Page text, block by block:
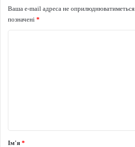
Ваша e-mail адреса не оприлюднюватиметься.
позначені *
Ім'я *